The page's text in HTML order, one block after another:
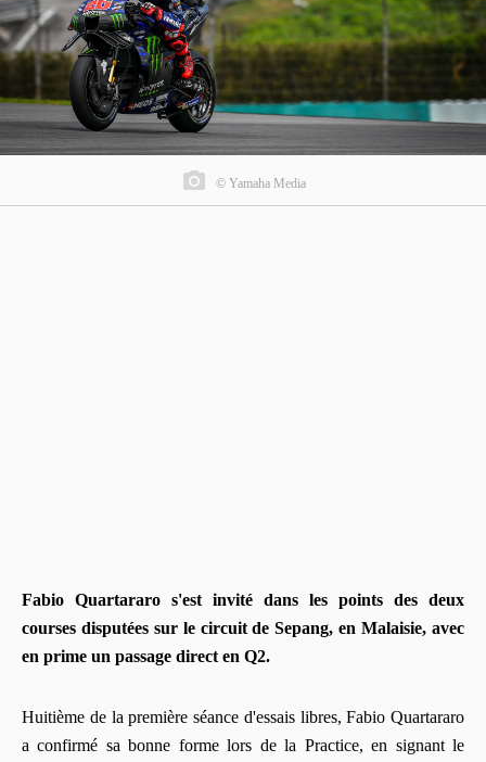
© Yamaha Media
Fabio Quartararo s'est invité dans les points des deux
courses disputées sur le circuit de Sepang, en Malaisie, avec
en prime un passage direct en Q2.
Huitième de la première séance d'essais libres, Fabio Quartararo
a confirmé sa bonne forme lors de la Practice, en signant le